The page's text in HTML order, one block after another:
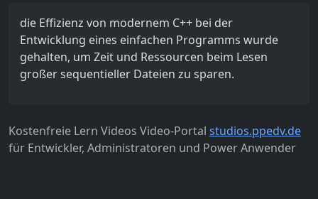
die Effizienz von modernem C++ bei der
Entwicklung eines einfachen Programms wurde
gehalten, um Zeit und Ressourcen beim Lesen
großer sequentieller Dateien zu sparen.
Kostenfreie Lern Videos Video-Portal studios.ppedv.de
für Entwickler, Administratoren und Power Anwender